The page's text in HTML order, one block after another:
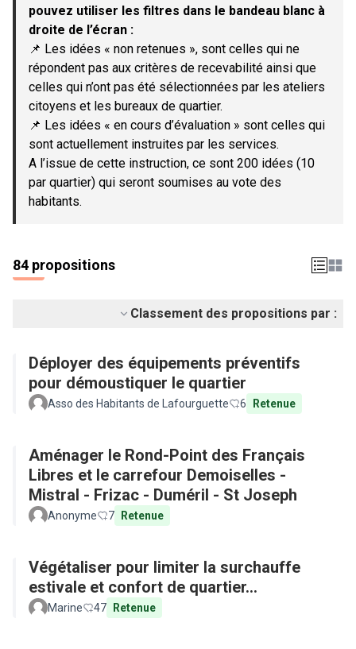
pouvez utiliser les filtres dans le bandeau blanc à
droite de l’écran :
📌 Les idées « non retenues », sont celles qui ne
répondent pas aux critères de recevabilité ainsi que
celles qui n’ont pas été sélectionnées par les ateliers
citoyens et les bureaux de quartier.
📌 Les idées « en cours d’évaluation » sont celles qui
sont actuellement instruites par les services.
A l’issue de cette instruction, ce sont 200 idées (10
par quartier) qui seront soumises au vote des
habitants.
84 propositions
Classement des propositions par :
Déployer des équipements préventifs
pour démoustiquer le quartier
Asso des Habitants de Lafourguette 6 Retenue
Aménager le Rond-Point des Français
Libres et le carrefour Demoiselles -
Mistral - Frizac - Duméril - St Joseph
Anonyme 7 Retenue
Végétaliser pour limiter la surchauffe
estivale et confort de quartier...
Marine 47 Retenue